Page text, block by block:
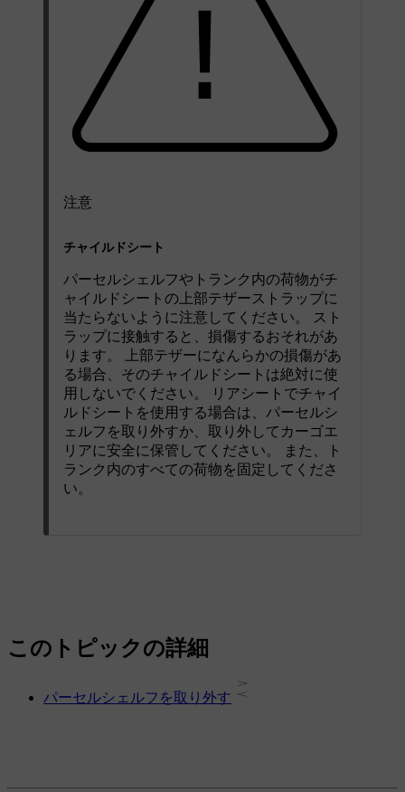
注意
チャイルドシート
パーセルシェルフやトランク内の荷物がチ
ャイルドシートの上部テザーストラップに
当たらないように注意してください。 スト
ラップに接触すると、損傷するおそれがあ
ります。 上部テザーになんらかの損傷があ
る場合、そのチャイルドシートは絶対に使
用しないでください。 リアシートでチャイ
ルドシートを使用する場合は、パーセルシ
ェルフを取り外すか、取り外してカーゴエ
リアに安全に保管してください。 また、ト
ランク内のすべての荷物を固定してくださ
い。
このトピックの詳細
パーセルシェルフを取り外す